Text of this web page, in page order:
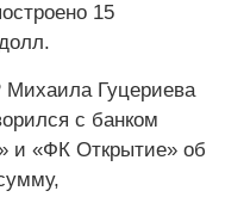
15
Гуцериева
с банком
и «ФК Открытие» об